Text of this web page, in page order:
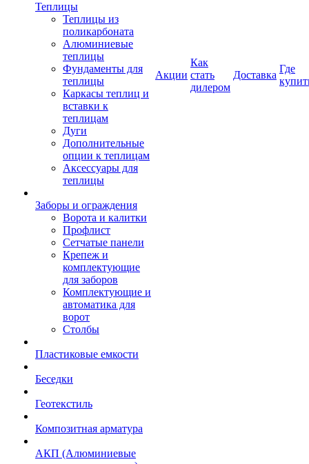
Теплицы
Теплицы из
поликарбоната
Алюминиевые
теплицы
Фундаменты для
теплицы
Каркасы теплиц и
вставки к
теплицам
Дуги
Дополнительные
опции к теплицам
Аксессуары для
теплицы
Заборы и ограждения
Ворота и калитки
Профлист
Сетчатые панели
Крепеж и
комплектующие
для заборов
Комплектующие и
автоматика для
ворот
Столбы
Пластиковые емкости
Беседки
Геотекстиль
Композитная арматура
АКП (Алюминиевые
Акции
Как
стать
дилером
Доставка
Где